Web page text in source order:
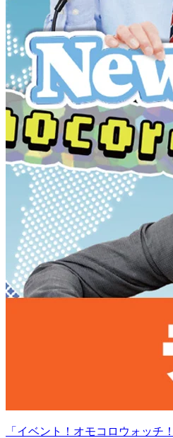
「イベント！オモコロウォッチ